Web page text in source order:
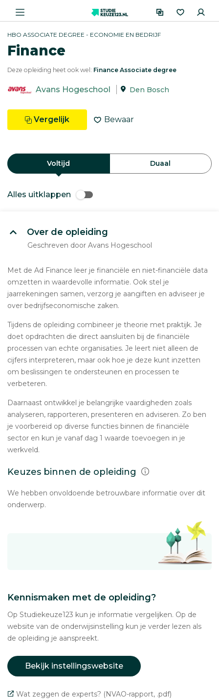
HBO ASSOCIATE DEGREE - ECONOMIE EN BEDRIJF
Finance
Deze opleiding heet ook wel: Finance Associate degree
Avans Hogeschool Den Bosch
Vergelijk Bewaar
Voltijd Duaal
Alles uitklappen
Over de opleiding
Geschreven door Avans Hogeschool
Met de Ad Finance leer je financiële en niet-financiële data
omzetten in waardevolle informatie. Ook stel je
jaarrekeningen samen, verzorg je aangiften en adviseer je
over bedrijfseconomische zaken.
Tijdens de opleiding combineer je theorie met praktijk. Je
doet opdrachten die direct aansluiten bij de financiële
processen van echte organisaties. Je leert niet alleen de
cijfers interpreteren, maar ook hoe je deze kunt inzetten
om beslissingen te ondersteunen en processen te
verbeteren.
Daarnaast ontwikkel je belangrijke vaardigheden zoals
analyseren, rapporteren, presenteren en adviseren. Zo ben
je voorbereid op diverse functies binnen de financiële
sector en kun je vanaf dag 1 waarde toevoegen in je
werkveld.
Keuzes binnen de opleiding
We hebben onvoldoende betrouwbare informatie over dit
onderwerp.
Kennismaken met de opleiding?
Op Studiekeuze123 kun je informatie vergelijken. Op de
website van de onderwijsinstelling kun je verder lezen als
de opleiding je aanspreekt.
Bekijk instellingswebsite
Wat zeggen de experts? (NVAO-rapport, .pdf)